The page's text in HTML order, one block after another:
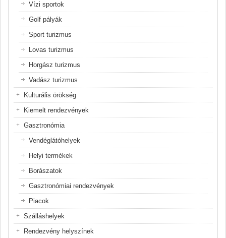
Vízi sportok
Golf pályák
Sport turizmus
Lovas turizmus
Horgász turizmus
Vadász turizmus
Kulturális örökség
Kiemelt rendezvények
Gasztronómia
Vendéglátóhelyek
Helyi termékek
Borászatok
Gasztronómiai rendezvények
Piacok
Szálláshelyek
Rendezvény helyszínek